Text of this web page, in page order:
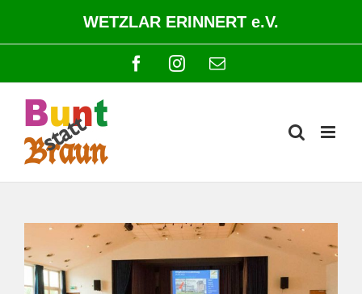
springen
WETZLAR ERINNERT e.V.
FacebookInstagram
E-
Mail